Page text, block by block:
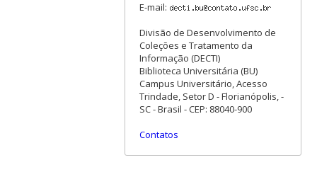
E-mail:
Divisão de Desenvolvimento de
Coleções e Tratamento da
Informação (DECTI)
Biblioteca Universitária (BU)
Campus Universitário, Acesso
Trindade, Setor D - Florianópolis, -
SC - Brasil - CEP: 88040-900
Contatos